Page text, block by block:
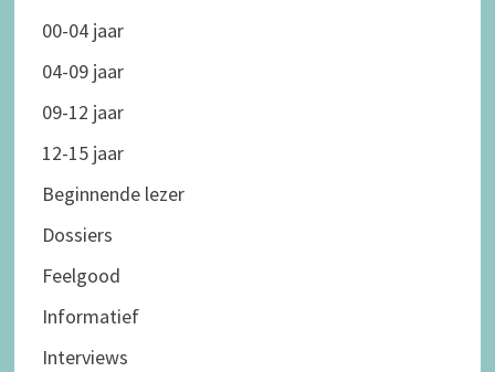
00-04 jaar
04-09 jaar
09-12 jaar
12-15 jaar
Beginnende lezer
Dossiers
Feelgood
Informatief
Interviews